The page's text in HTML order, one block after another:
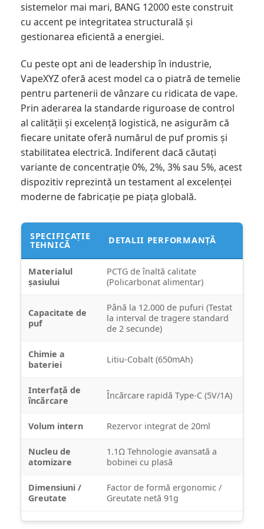
sistemelor mai mari, BANG 12000 este construit
cu accent pe integritatea structurală și
gestionarea eficientă a energiei.
Cu peste opt ani de leadership în industrie,
VapeXYZ oferă acest model ca o piatră de temelie
pentru partenerii de vânzare cu ridicata de vape.
Prin aderarea la standarde riguroase de control
al calității și excelență logistică, ne asigurăm că
fiecare unitate oferă numărul de puf promis și
stabilitatea electrică. Indiferent dacă căutați
variante de concentrație 0%, 2%, 3% sau 5%, acest
dispozitiv reprezintă un testament al excelenței
moderne de fabricație pe piața globală.
SPECIFICAȚIE
TEHNICĂ DETALII PERFORMANȚĂ
Materialul
șasiului
PCTG de înaltă calitate
(Policarbonat alimentar)
Capacitate de
puf
Până la 12.000 de pufuri (Testat
la interval de tragere standard
de 2 secunde)
Chimie a
bateriei
Litiu-Cobalt (650mAh)
Interfață de
încărcare
Încărcare rapidă Type-C (5V/1A)
Volum intern Rezervor integrat de 20ml
Nucleu de
atomizare
1.1Ω Tehnologie avansată a
bobinei cu plasă
Dimensiuni /
Greutate
Factor de formă ergonomic /
Greutate netă 91g